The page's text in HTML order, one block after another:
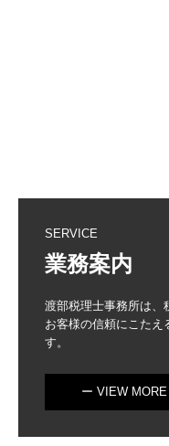
SERVICE
業務案内
渡部税理士事務所は、
お客様の信頼にこたえ
す。
ー VIEW MORE